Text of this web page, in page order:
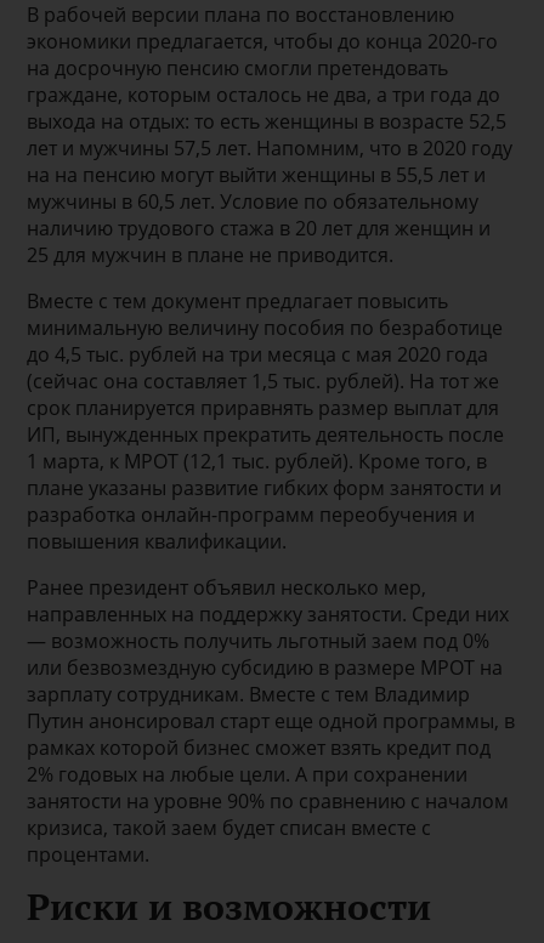
В рабочей версии плана по восстановлению
экономики предлагается, чтобы до конца 2020-го
на досрочную пенсию смогли претендовать
граждане, которым осталось не два, а три года до
выхода на отдых: то есть женщины в возрасте 52,5
лет и мужчины 57,5 лет. Напомним, что в 2020 году
на на пенсию могут выйти женщины в 55,5 лет и
мужчины в 60,5 лет. Условие по обязательному
наличию трудового стажа в 20 лет для женщин и
25 для мужчин в плане не приводится.
Вместе с тем документ предлагает повысить
минимальную величину пособия по безработице
до 4,5 тыс. рублей на три месяца с мая 2020 года
(сейчас она составляет 1,5 тыс. рублей). На тот же
срок планируется приравнять размер выплат для
ИП, вынужденных прекратить деятельность после
1 марта, к МРОТ (12,1 тыс. рублей). Кроме того, в
плане указаны развитие гибких форм занятости и
разработка онлайн-программ переобучения и
повышения квалификации.
Ранее президент объявил несколько мер,
направленных на поддержку занятости. Среди них
— возможность получить льготный заем под 0%
или безвозмездную субсидию в размере МРОТ на
зарплату сотрудникам. Вместе с тем Владимир
Путин анонсировал старт еще одной программы, в
рамках которой бизнес сможет взять кредит под
2% годовых на любые цели. А при сохранении
занятости на уровне 90% по сравнению с началом
кризиса, такой заем будет списан вместе с
процентами.
Риски и возможности